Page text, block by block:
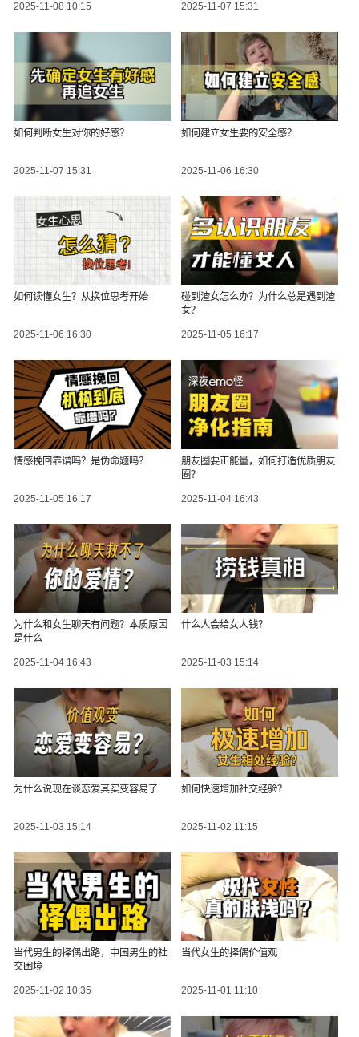
2025-11-08 10:15 2025-11-07 15:31
如何判断女生对你的好感？
2025-11-07 15:31
如何建立女生要的安全感？
2025-11-06 16:30
如何读懂女生？从换位思考开始
2025-11-06 16:30
碰到渣女怎么办？为什么总是遇到渣
女？
2025-11-05 16:17
情感挽回靠谱吗？是伪命题吗？
2025-11-05 16:17
朋友圈要正能量，如何打造优质朋友
圈？
2025-11-04 16:43
为什么和女生聊天有问题？本质原因
是什么
2025-11-04 16:43
什么人会给女人钱？
2025-11-03 15:14
为什么说现在谈恋爱其实变容易了
2025-11-03 15:14
如何快速增加社交经验？
2025-11-02 11:15
当代男生的择偶出路，中国男生的社
交困境
2025-11-02 10:35
当代女生的择偶价值观
2025-11-01 11:10